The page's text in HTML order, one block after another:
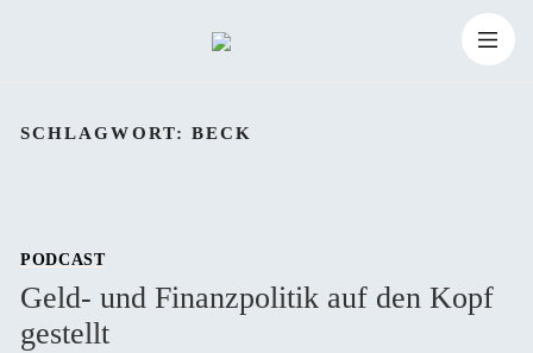
Inhalt
nach:
SCHLAGWORT: BECK
PODCAST
Geld- und Finanzpolitik auf den Kopf
gestellt